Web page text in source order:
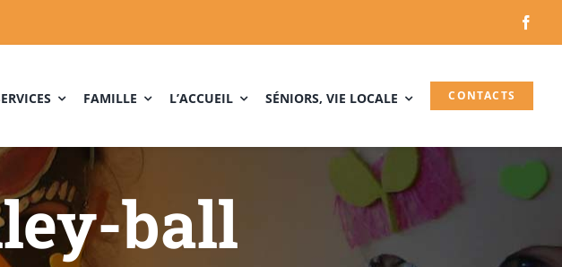
FAMILLE L’ACCUEIL SÉNIORS, VIE LOCALE CONTACTS
ball